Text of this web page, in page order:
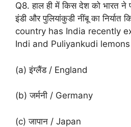
Q8. हाल ही में किस देश को भारत ने
इंडी और पुलियांकुडी नींबू का
country has India recently
Indi and Puliyankudi
(a) इंग्लैंड / England
(b) जर्मनी / Germany
(c) जापान / Japan